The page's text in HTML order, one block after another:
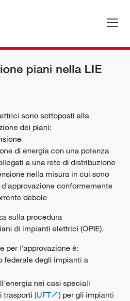
piani nella LIE
sono sottoposti alla
dei piani:
di energia con una potenza
a una rete di distribuzione
nella misura in cui sono
conformemente
debole
sulla procedura
di impianti elettrici (OPIE).
per l'approvazione è:
federale degli impianti a
nei casi speciali
trasporti (UFT
) per gli impianti